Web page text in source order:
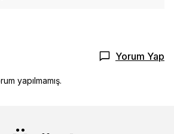
Yorum Yap
yapılmamış.